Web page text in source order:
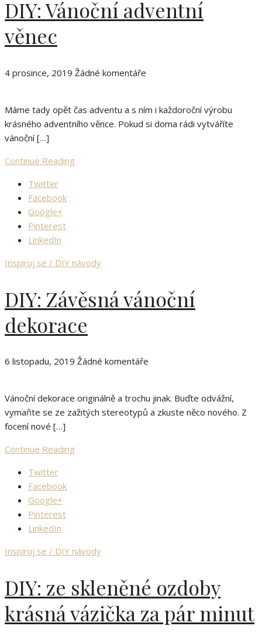
DIY: Vánoční adventní
věnec
4 prosince, 2019 Žádné komentáře
Máme tady opět čas adventu a s ním i každoroční výrobu
krásného adventního věnce. Pokud si doma rádi vytváříte
vánoční […]
Continue Reading
Twitter
Facebook
Google+
Pinterest
LinkedIn
Inspiruj se / DIY návody
DIY: Závěsná vánoční
dekorace
6 listopadu, 2019 Žádné komentáře
Vánoční dekorace originálně a trochu jinak. Buďte odvážní,
vymaňte se ze zažitých stereotypů a zkuste něco nového. Z
focení nové […]
Continue Reading
Twitter
Facebook
Google+
Pinterest
LinkedIn
Inspiruj se / DIY návody
DIY: ze skleněné ozdoby
krásná vázička za pár minut